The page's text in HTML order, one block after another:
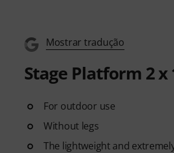
Mostrar tradução
Stage Platform 2 x
For outdoor use
Without legs
The lightweight and